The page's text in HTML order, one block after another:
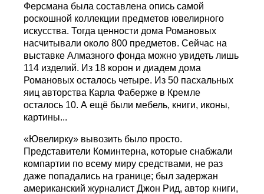
Ферсмана была составлена опись самой
роскошной коллекции предметов ювелирного
искусства. Тогда ценности дома Романовых
насчитывали около 800 предметов. Сейчас на
выставке Алмазного фонда можно увидеть лишь
114 изделий. Из 18 корон и диадем дома
Романовых осталось четыре. Из 50 пасхальных
яиц авторства Карла Фаберже в Кремле
осталось 10. А ещё были мебель, книги, иконы,
картины...
«Ювелирку» вывозить было просто.
Представители Коминтерна, которые снабжали
компартии по всему миру средствами, не раз
даже попадались на границе; был задержан
американский журналист Джон Рид, автор книги,